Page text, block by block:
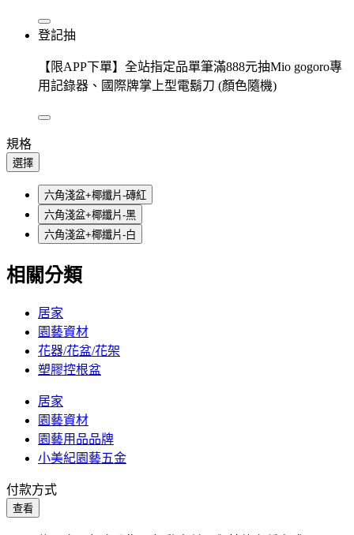
登記抽
【限APP下單】全站指定品單筆滿888元抽Mio gogoro專
用記錄器、國際牌掌上型電鬍刀 (顏色隨機)
規格
選擇
六角淺盆+椰纖片-磚紅
六角淺盆+椰纖片-黑
六角淺盆+椰纖片-白
相關分類
居家
園藝資材
花器/花盆/花架
塑膠控根盆
居家
園藝資材
園藝用品品牌
小美紀園藝五金
付款方式
查看